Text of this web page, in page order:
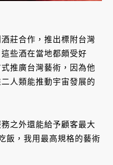
莊合作，推出標附台灣
些酒在當地都頗受好
推廣台灣藝術，因為他
人類能推動宇宙發展的
之外還能給予顧客最大
，我用最高規格的藝術